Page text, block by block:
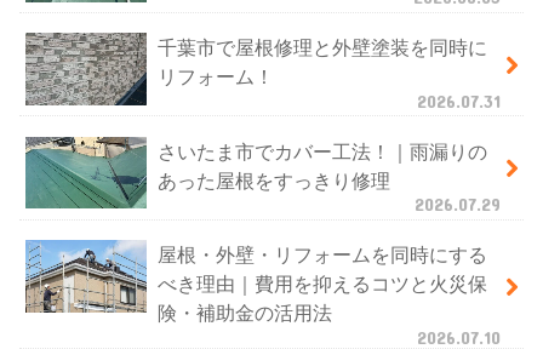
千葉市で屋根修理と外壁塗装を同時に
リフォーム！
2026.07.31
さいたま市でカバー工法！｜雨漏りの
あった屋根をすっきり修理
2026.07.29
屋根・外壁・リフォームを同時にする
べき理由｜費用を抑えるコツと火災保
険・補助金の活用法
2026.07.10